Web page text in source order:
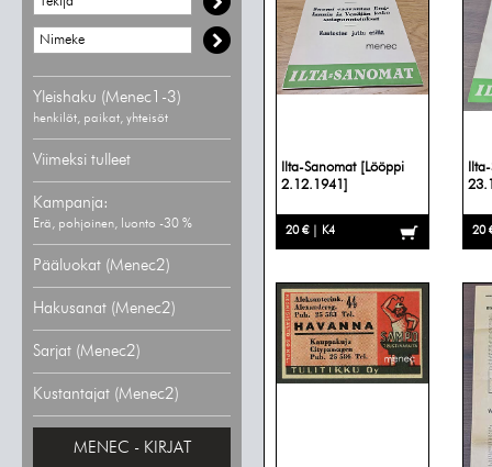
Yleishaku (Menec1-3)
henkilöt, paikat, yhteisöt
Viimeksi tulleet
Kampanja:
Erä, pohjoinen, luonto -30 %
Pääluokat (Menec2)
Hakusanat (Menec2)
Sarjat (Menec2)
Kustantajat (Menec2)
MENEC - KIRJAT
Ilta-Sanomat [Lööppi
2.12.1941]
20 € | K4 20